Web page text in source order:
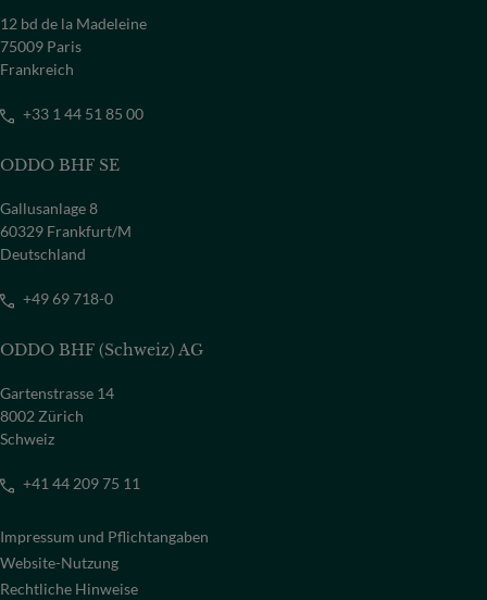
12 bd de la Madeleine
75009 Paris
Frankreich
+33 1 44 51 85 00
ODDO BHF SE
Gallusanlage 8
60329 Frankfurt/M
Deutschland
+49 69 718-0
ODDO BHF (Schweiz) AG
Gartenstrasse 14
8002 Zürich
Schweiz
+41 44 209 75 11
Impressum und Pflichtangaben
Website-Nutzung
Rechtliche Hinweise